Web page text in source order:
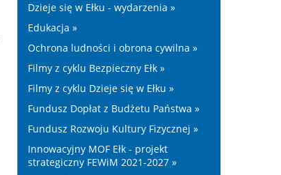
Dzieje się w Ełku - wydarzenia »
Edukacja »
Ochrona ludności i obrona cywilna »
Filmy z cyklu Bezpieczny Ełk »
Filmy z cyklu Dzieje się w Ełku »
Fundusz Dopłat z Budżetu Państwa »
Fundusz Rozwoju Kultury Fizycznej »
Innowacyjny MOF Ełk - projekt
strategiczny FEWiM 2021-2027 »